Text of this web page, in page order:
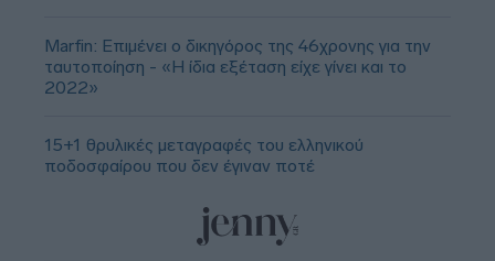
Marfin: Επιμένει ο δικηγόρος της 46χρονης για την
ταυτοποίηση - «Η ίδια εξέταση είχε γίνει και το
2022»
15+1 θρυλικές μεταγραφές του ελληνικού
ποδοσφαίρου που δεν έγιναν ποτέ